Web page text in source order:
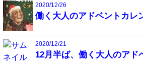
2020/12/26
働く大人のアドベントカレ
2020/12/21
12月半ば、働く大人のアド